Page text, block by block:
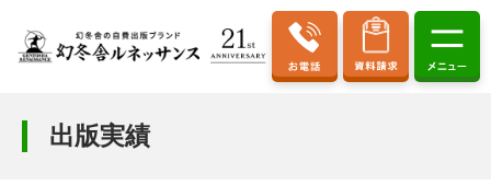
出版実績